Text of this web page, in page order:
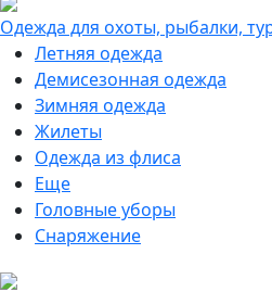
Одежда для охоты, рыбалки,
Летняя одежда
Демисезонная одежда
Зимняя одежда
Жилеты
Одежда из флиса
Еще
Головные уборы
Снаряжение